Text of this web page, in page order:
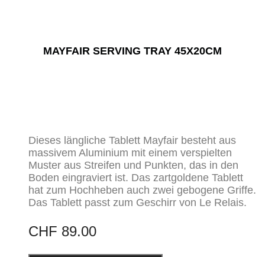
MAYFAIR SERVING TRAY 45X20CM
Dieses längliche Tablett Mayfair besteht aus
massivem Aluminium mit einem verspielten
Muster aus Streifen und Punkten, das in den
Boden eingraviert ist. Das zartgoldene Tablett
hat zum Hochheben auch zwei gebogene Griffe.
Das Tablett passt zum Geschirr von Le Relais.
CHF 89.00